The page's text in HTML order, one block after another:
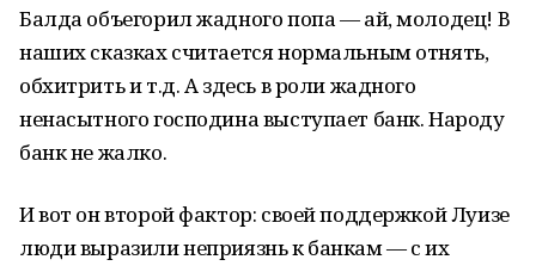
Балда объегорил жадного попа — ай, молодец! В
наших сказках считается нормальным отнять,
обхитрить и т.д. А здесь в роли жадного
ненасытного господина выступает банк. Народу
банк не жалко.
И вот он второй фактор: своей поддержкой Луизе
люди выразили неприязнь к банкам — с их